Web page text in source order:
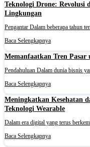
Teknologi Drone: Revolusi
Lingkungan
Baca Selengkapnya
Memanfaatkan Tren Pasar
Baca Selengkapnya
Meningkatkan Kesehatan
Teknologi Wearable
Baca Selengkapnya